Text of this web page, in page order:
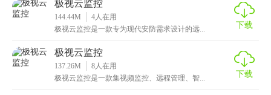
备。
2. 配置监控：根据监控需求调整摄像头参数，如分辨率、帧
3. 设置报警规则：在报警设置中自定义触发条件，如人脸识
别、异常动作等。
极视云监控
144.44M 4 人在用
极视云监控是一款专为现代安防需求设计的远...
下载
极视云监控
137.26M 8 人在用
极视云监控是一款集视频监控、远程管理、智...
下载